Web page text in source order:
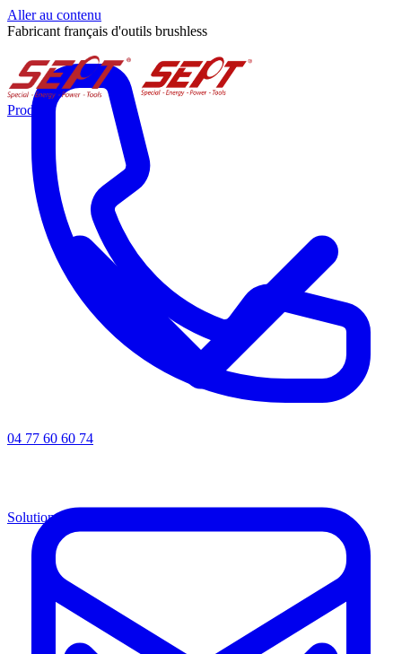
Aller au contenu
Fabricant français d'outils brushless
04 77 60 60 74
Produits
Solutions